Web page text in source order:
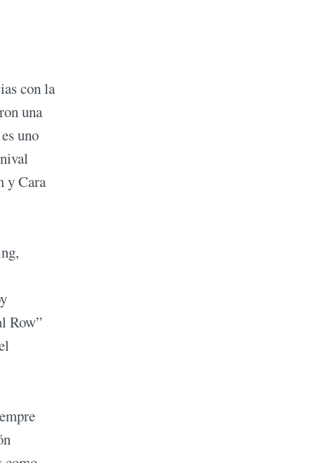
con la
una
uno
y Cara
Row”